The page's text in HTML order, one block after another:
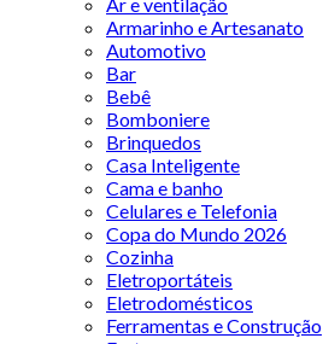
Armarinho e Artesanato
Automotivo
Bar
Bebê
Bomboniere
Brinquedos
Casa Inteligente
Cama e banho
Celulares e Telefonia
Copa do Mundo 2026
Cozinha
Eletroportáteis
Eletrodomésticos
Ferramentas e Construção